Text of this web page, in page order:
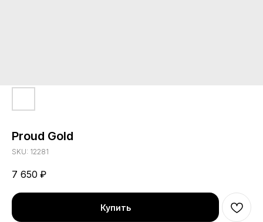
Proud Gold
SKU: 12281
7 650 ₽
Купить